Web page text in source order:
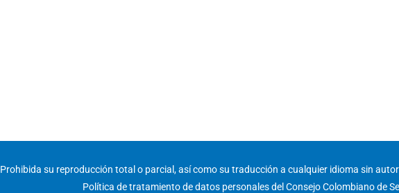
Prohibida su reproducción total o parcial, así como su traducción a cualquier idioma sin
Política de tratamiento de datos personales del Consejo Colombiano de